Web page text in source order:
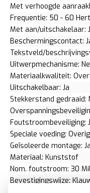
Met verhoogde
Frequentie: 50 - 60
Met aan/uitschakelaar:
Beschermingscontact:
Tekstveld/
Uitwerpmechanisme:
Materiaalkwaliteit:
Uitschakelbaar: Ja
Stekkerstand gedraaid:
Foutstroombeveiliging:
Speciale voeding: Overig
Geïsoleerde montage: Ja
Materiaal: Kunststof
Nom. foutstroom: 30
Bevestigingswijze: